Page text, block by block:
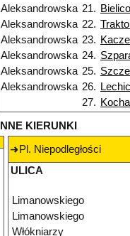
Aleksandrowska 21.
Aleksandrowska 22.
Aleksandrowska 23.
Aleksandrowska 24.
Aleksandrowska 25.
Aleksandrowska 26.
27.
INNE KIERUNKI
Pl. Niepodległości
ULICA
Limanowskiego
Limanowskiego
Włókniarzy